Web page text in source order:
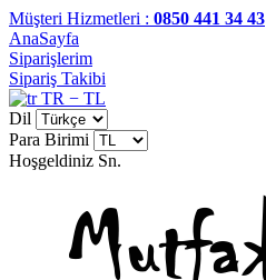
Müşteri Hizmetleri : 0850 441 34 43
AnaSayfa
Siparişlerim
Sipariş Takibi
TR − TL
Dil
Para Birimi
Hoşgeldiniz Sn.